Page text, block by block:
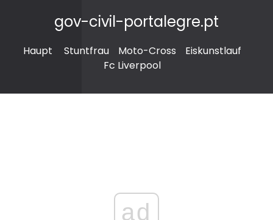
gov-civil-portalegre.pt
Haupt Stuntfrau Moto-Cross
Eiskunstlauf
Fc Liverpool
ad